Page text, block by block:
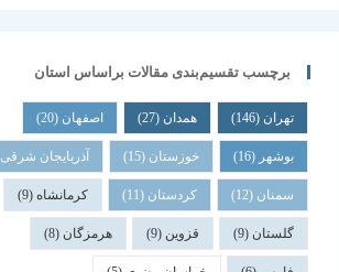
برچسب تقسیم‌بندی مقالات براساس استان
تهران (146) همدان (27) اصفهان (20)
بوشهر (16) خوزستان (15) آذربایجان شرقی
سمنان (12) کردستان (11) کرمانشاه(9)
گلستان (9) قزوین (9) هرمزگان (8)